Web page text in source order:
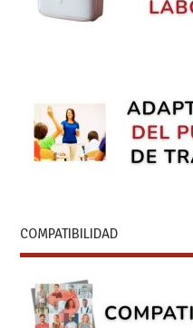
COMPATIBILIDAD